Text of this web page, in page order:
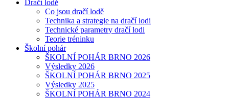
Dračí lodě
Co jsou dračí lodě
Technika a strategie na dračí lodi
Technické parametry dračí lodi
Teorie tréninku
Školní pohár
ŠKOLNÍ POHÁR BRNO 2026
Výsledky 2026
ŠKOLNÍ POHÁR BRNO 2025
Výsledky 2025
ŠKOLNÍ POHÁR BRNO 2024